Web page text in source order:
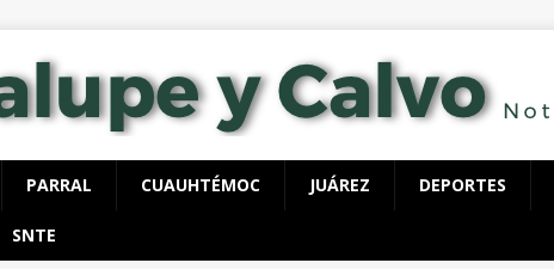
PARRAL CUAUHTÉMOC JUÁREZ DEPORTES
SNTE